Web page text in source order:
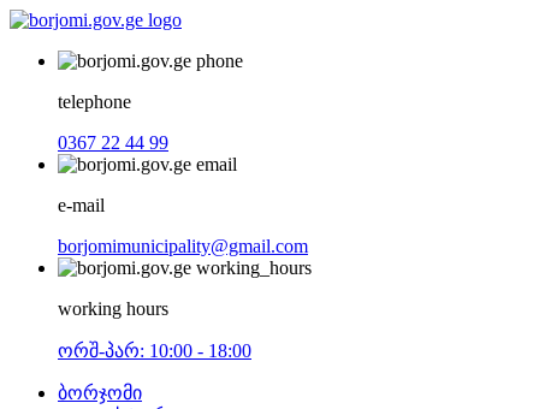
telephone
0367 22 44 99
e-mail
borjomimunicipality@gmail.com
working hours
ორშ-პარ: 10:00 - 18:00
ბორჯომი